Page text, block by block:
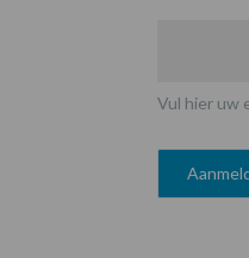
Vul hier uw